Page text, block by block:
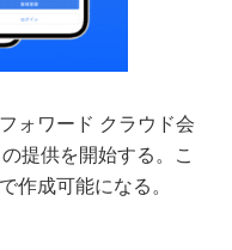
ォワード クラウド会
提供を開始する。こ
作成可能になる。